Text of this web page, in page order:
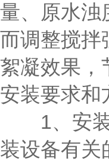
量、原水浊
而调整搅拌
絮凝效果，
安装要求和
1、安装
装设备有关